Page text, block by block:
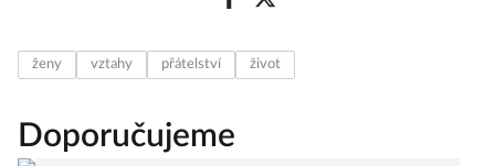
ženy vztahy přátelství život
Doporučujeme